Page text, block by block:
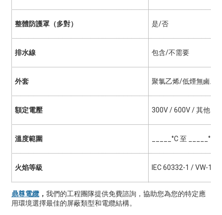
整體防護罩（多對） 是/否
排水線 包含/不需要
外套 聚氯乙烯/低煙無鹵/聚
額定電壓 300V / 600V / 其他
溫度範圍 _____°C 至 _____°C
火焰等級 IEC 60332-1 / VW-1 /
鼎尊電纜， 我們的工程團隊提供免費諮詢，協助您為您的特定應
用環境選擇最佳的屏蔽類型和電纜結構。